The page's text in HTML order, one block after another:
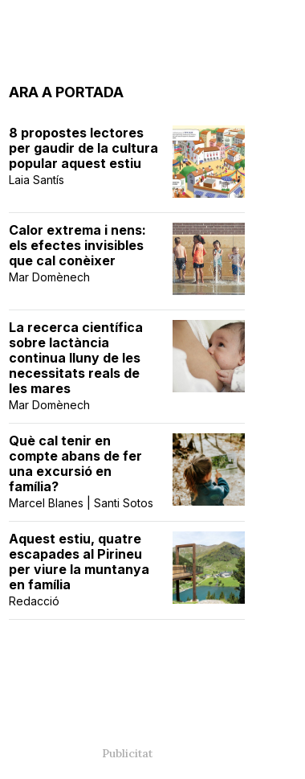
ARA A PORTADA
8 propostes lectores
per gaudir de la cultura
popular aquest estiu
Laia Santís
Calor extrema i nens:
els efectes invisibles
que cal conèixer
Mar Domènech
La recerca científica
sobre lactància
continua lluny de les
necessitats reals de
les mares
Mar Domènech
Què cal tenir en
compte abans de fer
una excursió en
família?
Marcel Blanes | Santi Sotos
Aquest estiu, quatre
escapades al Pirineu
per viure la muntanya
en família
Redacció